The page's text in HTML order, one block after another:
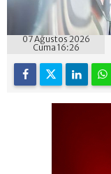
07 Ağustos 2026
Cuma 16:26